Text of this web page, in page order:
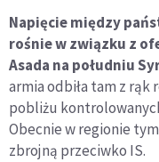
Napięcie między
rośnie w związku z
Asada na południu
armia odbiła tam z
pobliżu
Obecnie w regionie
zbrojną przeciwko IS.